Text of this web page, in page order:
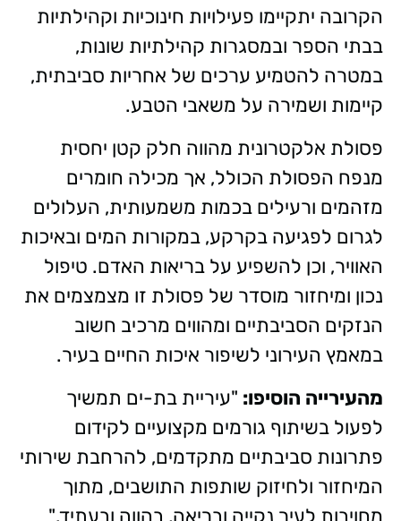
הקרובה יתקיימו פעילויות חינוכיות וקהילתיות
בבתי הספר ובמסגרות קהילתיות שונות,
במטרה להטמיע ערכים של אחריות סביבתית,
קיימות ושמירה על משאבי הטבע.
פסולת אלקטרונית מהווה חלק קטן יחסית
מנפח הפסולת הכולל, אך מכילה חומרים
מזהמים ורעילים בכמות משמעותית, העלולים
לגרום לפגיעה בקרקע, במקורות המים ובאיכות
האוויר, וכן להשפיע על בריאות האדם. טיפול
נכון ומיחזור מוסדר של פסולת זו מצמצמים את
הנזקים הסביבתיים ומהווים מרכיב חשוב
במאמץ העירוני לשיפור איכות החיים בעיר.
מהעירייה הוסיפו: "עיריית בת-ים תמשיך
לפעול בשיתוף גורמים מקצועיים לקידום
פתרונות סביבתיים מתקדמים, להרחבת שירותי
המיחזור ולחיזוק שותפות התושבים, מתוך
מחויבות לעיר נקייה ובריאה, בהווה ובעתיד."